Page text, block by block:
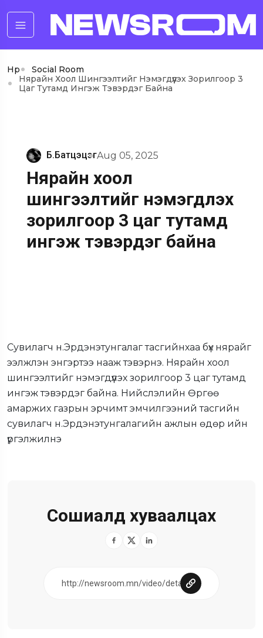
Нүүр
Social Room
Нярайн Хоол Шингээлтийг Нэмэгдүүлэх Зорилгоор 3
Цаг Тутамд Ингэж Тэвэрдэг Байна
Б.БатцэцэгAug 05, 2025
Нярайн хоол
шингээлтийг нэмэгдүүлэх
зорилгоор 3 цаг тутамд
ингэж тэвэрдэг байна
Сувилагч н.Эрдэнэтунгалаг тасгийнхаа бүх нярайг
ээлжлэн энгэртээ нааж тэвэрнэ. Нярайн хоол
шингээлтийг нэмэгдүүлэх зорилгоор 3 цаг тутамд
ингэж тэвэрдэг байна. Нийслэлийн Өргөө
амаржих газрын эрчимт эмчилгээний тасгийн
сувилагч н.Эрдэнэтунгалагийн ажлын өдөр ийн
үргэлжилнэ
Сошиалд хуваалцах